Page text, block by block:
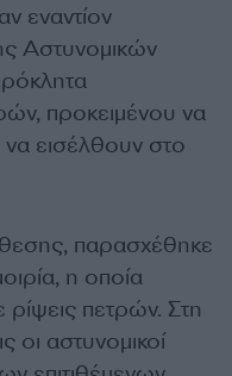
εναντίον
Αστυνομικών
προκειμένου να
εισέλθουν στο
παρασχέθηκε
η οποία
ρίψεις πετρών. Στη
οι αστυνομικοί